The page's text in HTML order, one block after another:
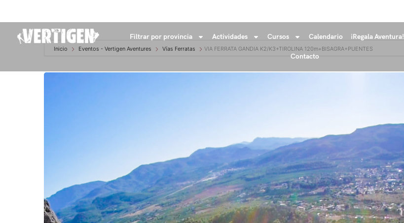
Filtrar por provincia Actividades Cursos Calendario ¡Regala Aventura!
Contacto
Inicio Eventos - Vertigen Aventures Vías Ferratas VIA FERRATA GANDIA K2/K3+TIROLINA 120m+BISAGRA+PUENTES